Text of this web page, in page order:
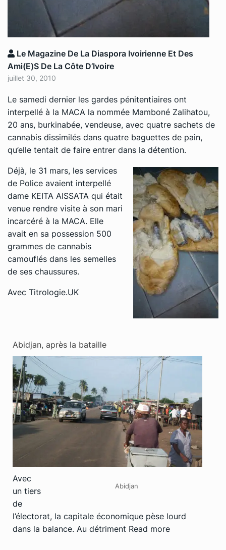
Le Magazine De La Diaspora Ivoirienne Et Des
Ami(e)s De La Côte D’Ivoire
juillet 30, 2010
Le samedi dernier les gardes pénitentiaires ont
interpellé à la MACA la nommée Mamboné Zalihatou,
20 ans, burkinabée, vendeuse, avec quatre sachets de
cannabis dissimilés dans quatre baguettes de pain,
qu’elle tentait de faire entrer dans la détention.
Déjà, le 31 mars, les services
de Police avaient interpellé
dame KEITA AISSATA qui était
venue rendre visite à son mari
incarcéré à la MACA. Elle
avait en sa possession 500
grammes de cannabis
camouflés dans les semelles
de ses chaussures.
Avec Titrologie.UK
Abidjan, après la bataille
Abidjan
Avec
un tiers
de
l’électorat, la capitale économique pèse lourd
dans la balance. Au détriment Read more